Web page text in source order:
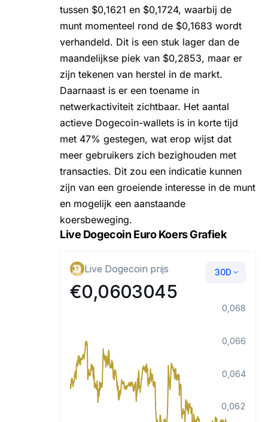
tussen $0,1621 en $0,1724, waarbij de
munt momenteel rond de $0,1683 wordt
verhandeld. Dit is een stuk lager dan de
maandelijkse piek van $0,2853, maar er
zijn tekenen van herstel in de markt.
Daarnaast is er een toename in
netwerkactiviteit zichtbaar. Het aantal
actieve Dogecoin-wallets is in korte tijd
met 47% gestegen, wat erop wijst dat
meer gebruikers zich bezighouden met
transacties. Dit zou een indicatie kunnen
zijn van een groeiende interesse in de munt
en mogelijk een aanstaande
koersbeweging.
Live Dogecoin Euro Koers Grafiek